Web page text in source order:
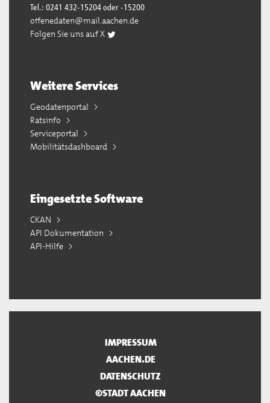
Tel.: 0241 432-15204 oder -15200
offenedaten@mail.aachen.de
Folgen Sie uns auf X
Weitere Services
Geodatenportal
Ratsinfo
Serviceportal
Mobilitätsdashboard
Eingesetzte Software
CKAN
API Dokumentation
API-Hilfe
IMPRESSUM
AACHEN.DE
DATENSCHUTZ
©STADT AACHEN